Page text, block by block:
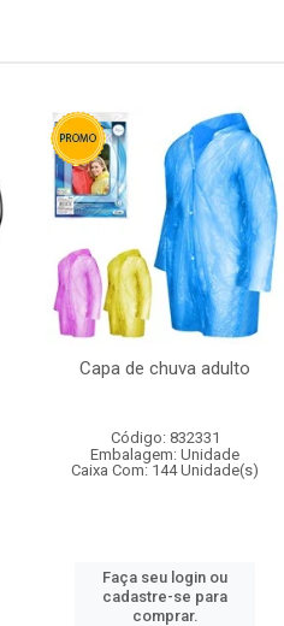
Capa de chuva adulto
Código: 832331
Embalagem: Unidade
Caixa Com: 144 Unidade(s)
Faça seu login ou
cadastre-se para
comprar.